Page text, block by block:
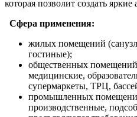
которая позволит создать
Сфера применения:
жилых помещений
гостиные);
общественных
медицинские,
супермаркеты, ТРЦ,
промышленных
производственные,